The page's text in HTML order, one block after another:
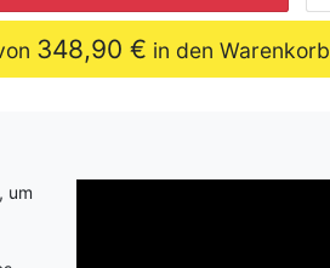
348,90 € in den Warenkorb
um